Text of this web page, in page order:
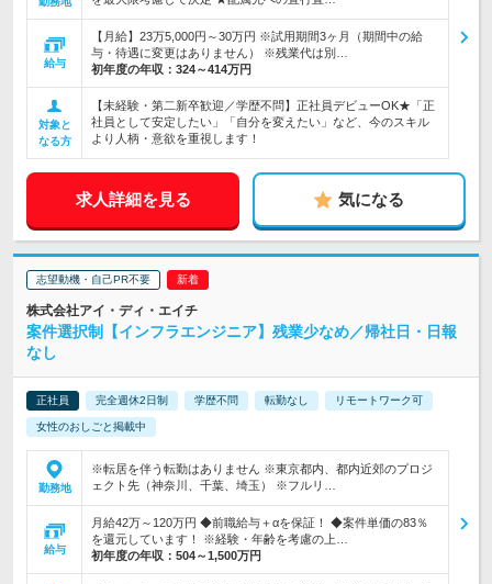
給与
【月給】23万5,000円～30万円 ※試用期間3ヶ月（期間中の給
与・待遇に変更はありません） ※残業代は別…
初年度の年収： 324～414万円
対象と
なる方
【未経験・第二新卒歓迎／学歴不問】正社員デビューOK★「正
社員として安定したい」「自分を変えたい」など、今のスキル
より人柄・意欲を重視します！
求人詳細を見る 気になる
志望動機・自己PR不要
株式会社アイ・ディ・エイチ
案件選択制【インフラエンジニア】残業少なめ／帰社日・日報
なし
正社員 完全週休2日制 学歴不問 転勤なし リモートワーク可
女性のおしごと掲載中
勤務地
※転居を伴う転勤はありません ※東京都内、都内近郊のプロジ
ェクト先（神奈川、千葉、埼玉） ※フルリ…
給与
月給42万～120万円 ◆前職給与＋αを保証！ ◆案件単価の83％
を還元しています！ ※経験・年齢を考慮の上…
初年度の年収： 504～1,500万円